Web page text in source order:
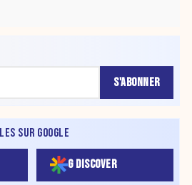
S'ABONNER
SUR GOOGLE
G DISCOVER